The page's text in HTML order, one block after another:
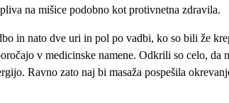
na mišice podobno kot protivnetna zdravila.
in nato dve uri in pol po vadbi, ko so bili že
v medicinske namene. Odkrili so celo,
Ravno zato naj bi masaža pospešila